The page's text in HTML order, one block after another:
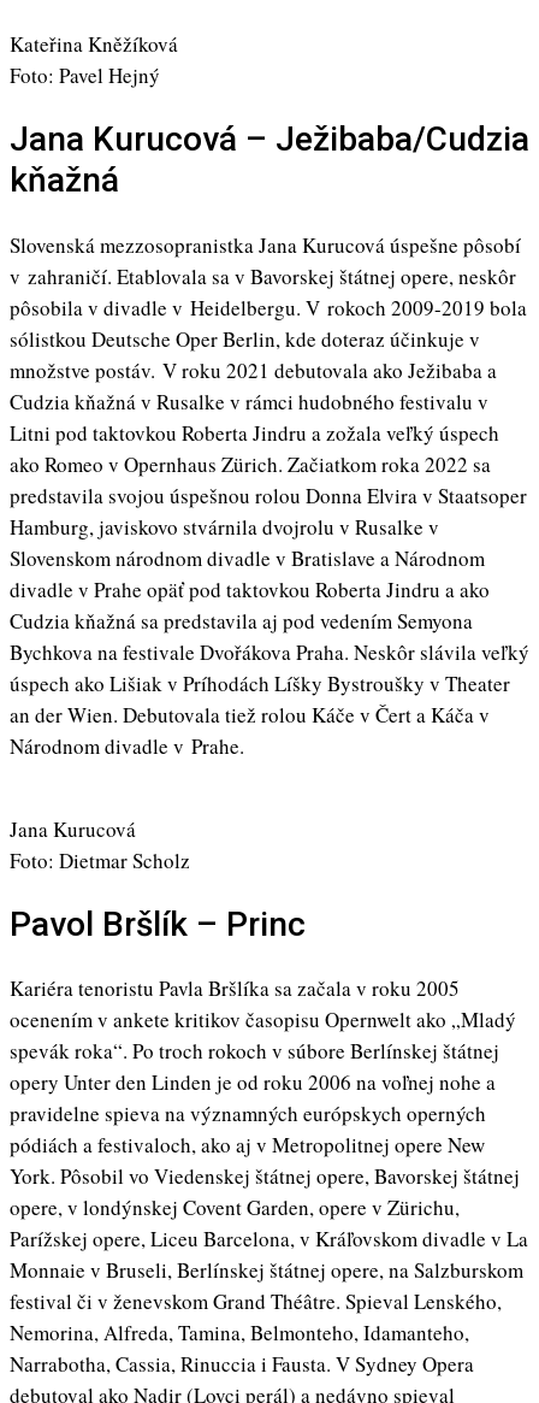
Kateřina Kněžíková
Foto: Pavel Hejný
Jana Kurucová – Ježibaba/Cudzia
kňažná
Slovenská mezzosopranistka Jana Kurucová úspešne pôsobí
v zahraničí. Etablovala sa v Bavorskej štátnej opere, neskôr
pôsobila v divadle v Heidelbergu. V rokoch 2009-2019 bola
sólistkou Deutsche Oper Berlin, kde doteraz účinkuje v
množstve postáv. V roku 2021 debutovala ako Ježibaba a
Cudzia kňažná v Rusalke v rámci hudobného festivalu v
Litni pod taktovkou Roberta Jindru a zožala veľký úspech
ako Romeo v Opernhaus Zürich. Začiatkom roka 2022 sa
predstavila svojou úspešnou rolou Donna Elvira v Staatsoper
Hamburg, javiskovo stvárnila dvojrolu v Rusalke v
Slovenskom národnom divadle v Bratislave a Národnom
divadle v Prahe opäť pod taktovkou Roberta Jindru a ako
Cudzia kňažná sa predstavila aj pod vedením Semyona
Bychkova na festivale Dvořákova Praha. Neskôr slávila veľký
úspech ako Lišiak v Príhodách Líšky Bystroušky v Theater
an der Wien. Debutovala tiež rolou Káče v Čert a Káča v
Národnom divadle v Prahe.
Jana Kurucová
Foto: Dietmar Scholz
Pavol Bršlík – Princ
Kariéra tenoristu Pavla Bršlíka sa začala v roku 2005
ocenením v ankete kritikov časopisu Opernwelt ako „Mladý
spevák roka“. Po troch rokoch v súbore Berlínskej štátnej
opery Unter den Linden je od roku 2006 na voľnej nohe a
pravidelne spieva na významných európskych operných
pódiách a festivaloch, ako aj v Metropolitnej opere New
York. Pôsobil vo Viedenskej štátnej opere, Bavorskej štátnej
opere, v londýnskej Covent Garden, opere v Zürichu,
Parížskej opere, Liceu Barcelona, ​​v Kráľovskom divadle v La
Monnaie v Bruseli, Berlínskej štátnej opere, na Salzburskom
festival či v ženevskom Grand Théâtre. Spieval Lenského,
Nemorina, Alfreda, Tamina, Belmonteho, Idamanteho,
Narrabotha, Cassia, Rinuccia i Fausta. V Sydney Opera
debutoval ako Nadir (Lovci perál) a nedávno spieval